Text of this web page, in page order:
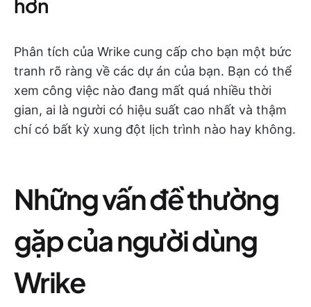
hơn
Phân tích của Wrike cung cấp cho bạn một bức
tranh rõ ràng về các dự án của bạn. Bạn có thể
xem công việc nào đang mất quá nhiều thời
gian, ai là người có hiệu suất cao nhất và thậm
chí có bất kỳ xung đột lịch trình nào hay không.
Những vấn đề thường
gặp của người dùng
Wrike